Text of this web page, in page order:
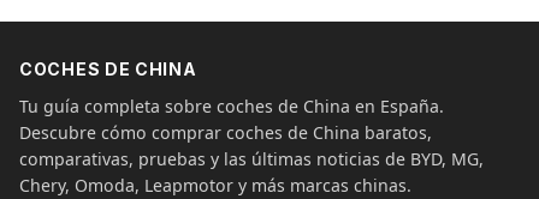
COCHES DE CHINA
Tu guía completa sobre coches de China en España.
Descubre cómo comprar coches de China baratos,
comparativas, pruebas y las últimas noticias de BYD, MG,
Chery, Omoda, Leapmotor y más marcas chinas.